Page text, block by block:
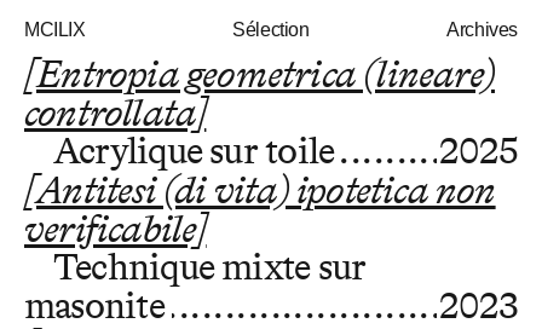
MCILIX Sélection Archives
[Entropia geometrica (lineare)
controllata]
Acrylique sur toile 2025
[Antitesi (di vita) ipotetica non
verificabile]
Technique mixte sur
masonite
2023